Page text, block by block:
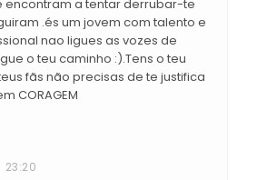
encontram a tentar derrubar-te
.és um jovem com talento e
nao ligues as vozes de
o teu caminho :).Tens o teu
fãs não precisas de te justifica
CORAGEM
23:20